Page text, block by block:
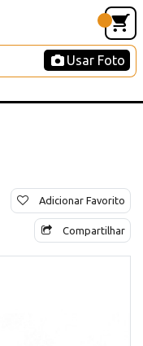
Usar Foto
Adicionar Favorito
Compartilhar